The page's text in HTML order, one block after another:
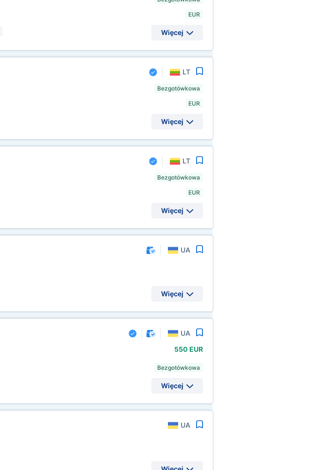
EUR
Więcej
LT
Bezgotówkowa
EUR
Więcej
LT
Bezgotówkowa
EUR
Więcej
UA
Więcej
UA
550 EUR
Bezgotówkowa
Więcej
UA